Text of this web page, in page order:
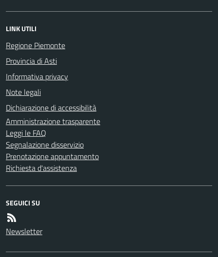
LINK UTILI
Regione Piemonte
Provincia di Asti
Informativa privacy
Note legali
Dichiarazione di accessibilità
Amministrazione trasparente
Leggi le FAQ
Segnalazione disservizio
Prenotazione appuntamento
Richiesta d'assistenza
SEGUICI SU
Newsletter